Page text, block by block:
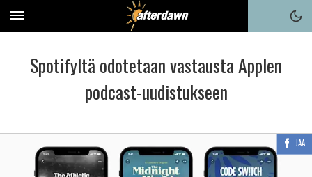
Spotifyltä odotetaan vastausta Applen
podcast-uudistukseen
JAA